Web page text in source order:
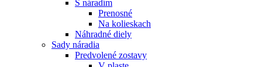
S náradím
Prenosné
Na kolieskach
Náhradné diely
Sady náradia
Predvolené zostavy